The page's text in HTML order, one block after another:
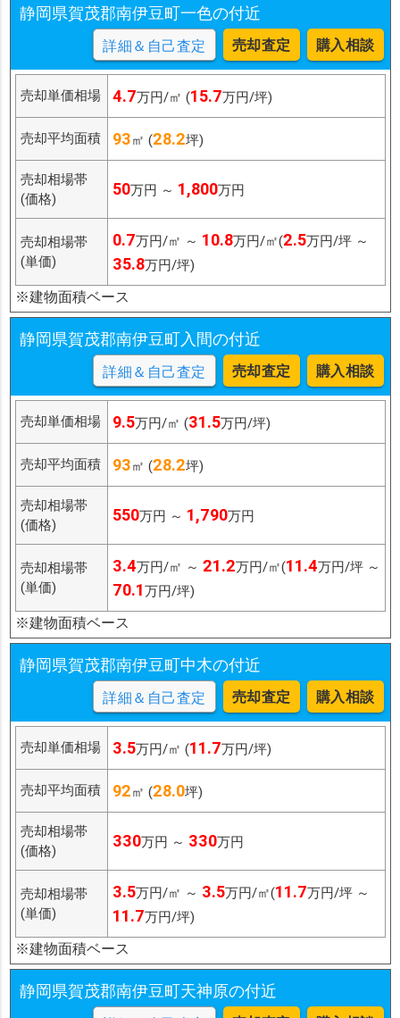
静岡県賀茂郡南伊豆町一色の付近
詳細＆自己査定 売却査定 購入相談
売却単価相場 4.7万円/㎡ (15.7万円/坪)
売却平均面積 93㎡ (28.2坪)
売却相場帯
(価格)
50万円 ～ 1,800万円
売却相場帯
(単価)
0.7万円/㎡ ～ 10.8万円/㎡(2.5万円/坪 ～
35.8万円/坪)
※建物面積ベース
静岡県賀茂郡南伊豆町入間の付近
詳細＆自己査定 売却査定 購入相談
売却単価相場 9.5万円/㎡ (31.5万円/坪)
売却平均面積 93㎡ (28.2坪)
売却相場帯
(価格)
550万円 ～ 1,790万円
売却相場帯
(単価)
3.4万円/㎡ ～ 21.2万円/㎡(11.4万円/坪 ～
70.1万円/坪)
※建物面積ベース
静岡県賀茂郡南伊豆町中木の付近
詳細＆自己査定 売却査定 購入相談
売却単価相場 3.5万円/㎡ (11.7万円/坪)
売却平均面積 92㎡ (28.0坪)
売却相場帯
(価格)
330万円 ～ 330万円
売却相場帯
(単価)
3.5万円/㎡ ～ 3.5万円/㎡(11.7万円/坪 ～
11.7万円/坪)
※建物面積ベース
静岡県賀茂郡南伊豆町天神原の付近